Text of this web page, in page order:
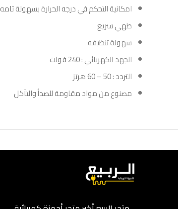
امكانية التحكم في درجه الحرارة بسهولة تامه
طهي سريع
سهولة تنظيفه
الجهد الكهربائي : 240 فولت
التردد : 50 – 60 هرتز
مصنوع من مواد مقاومة للصدأ والتآكل